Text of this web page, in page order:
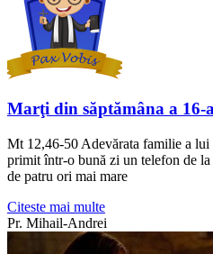
Marţi din săptămâna a 16-
Mt 12,46-50 Adevărata familie a lui
primit într-o bună zi un telefon de
de patru ori mai mare
Citeste mai multe
Pr. Mihail-Andrei